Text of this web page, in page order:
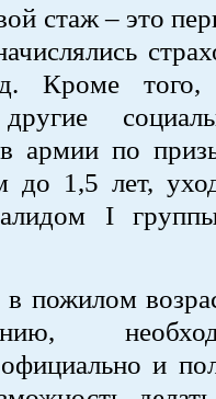
стаж – это
Кроме
армии по
до 1,5 лет,
I
пожилом
и